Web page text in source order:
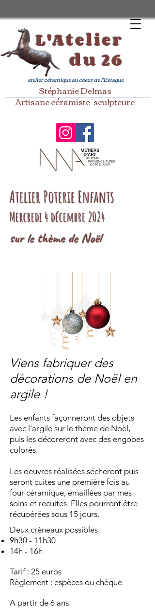
L'Atelier
du 26
atelier céramique au coeur de l'Estaque
Stéphanie Delmas
Artisane céramiste-sculpteure​
Atelier Poterie Enfants
Mercredi 4 décembre 2024
sur le thème de Noël
Viens fabriquer des
décorations de Noël en
argile !
Les enfants façonneront des objets
avec l'argile sur le thème de Noël,
puis les décoreront avec des engobes
colorés.
Les oeuvres réalisées sécheront puis
seront cuites une première fois au
four céramique, émaillées par mes
soins et recuites. Elles pourront être
récupérées sous 15 jours.
Deux créneaux possibles :
9h30 - 11h30
14h - 16h
Tarif : 25 euros
Règlement : espèces ou chèque
A partir de 6 ans.